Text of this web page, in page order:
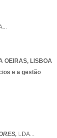
...
OEIRAS, LISBOA
e a gestão
LDA...